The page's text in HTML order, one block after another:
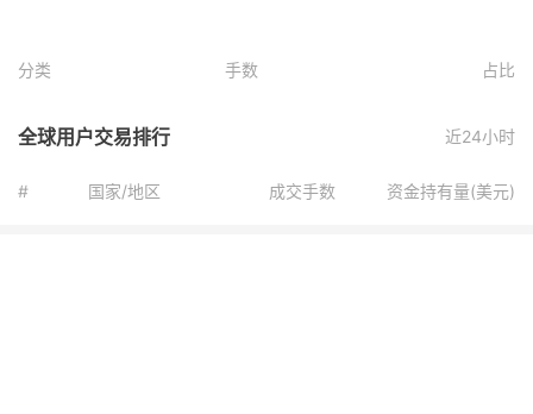
分类 手数 占比
全球用户交易排行 近24小时
# 国家/地区 成交手数 资金持有量(美元)